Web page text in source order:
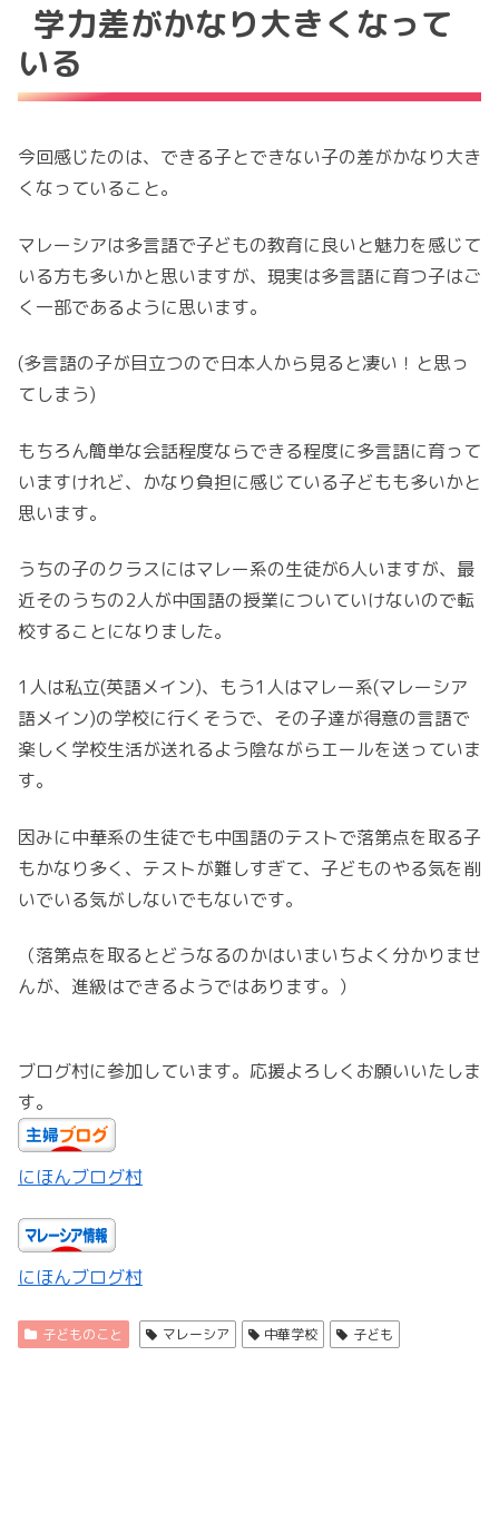
学力差がかなり大きくなって
いる
今回感じたのは、できる子とできない子の差がかなり大き
くなっていること。
マレーシアは多言語で子どもの教育に良いと魅力を感じて
いる方も多いかと思いますが、現実は多言語に育つ子はご
く一部であるように思います。
(多言語の子が目立つので日本人から見ると凄い！と思っ
てしまう)
もちろん簡単な会話程度ならできる程度に多言語に育って
いますけれど、かなり負担に感じている子どもも多いかと
思います。
うちの子のクラスにはマレー系の生徒が6人いますが、最
近そのうちの2人が中国語の授業についていけないので転
校することになりました。
1人は私立(英語メイン)、もう1人はマレー系(マレーシア
語メイン)の学校に行くそうで、その子達が得意の言語で
楽しく学校生活が送れるよう陰ながらエールを送っていま
す。
因みに中華系の生徒でも中国語のテストで落第点を取る子
もかなり多く、テストが難しすぎて、子どものやる気を削
いでいる気がしないでもないです。
（落第点を取るとどうなるのかはいまいちよく分かりませ
んが、進級はできるようではあります。）
ブログ村に参加しています。応援よろしくお願いいたしま
す。
にほんブログ村
にほんブログ村
子どものこと マレーシア 中華学校 子ども